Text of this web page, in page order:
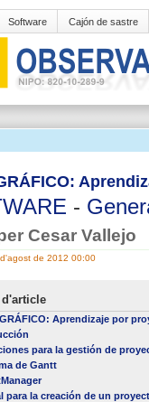
Software Cajón de sastre
-
Cesar Vallejo
de 2012 00:00
d'article
Aprendizaje por
para la gestión de
de Gantt
para la creación de un